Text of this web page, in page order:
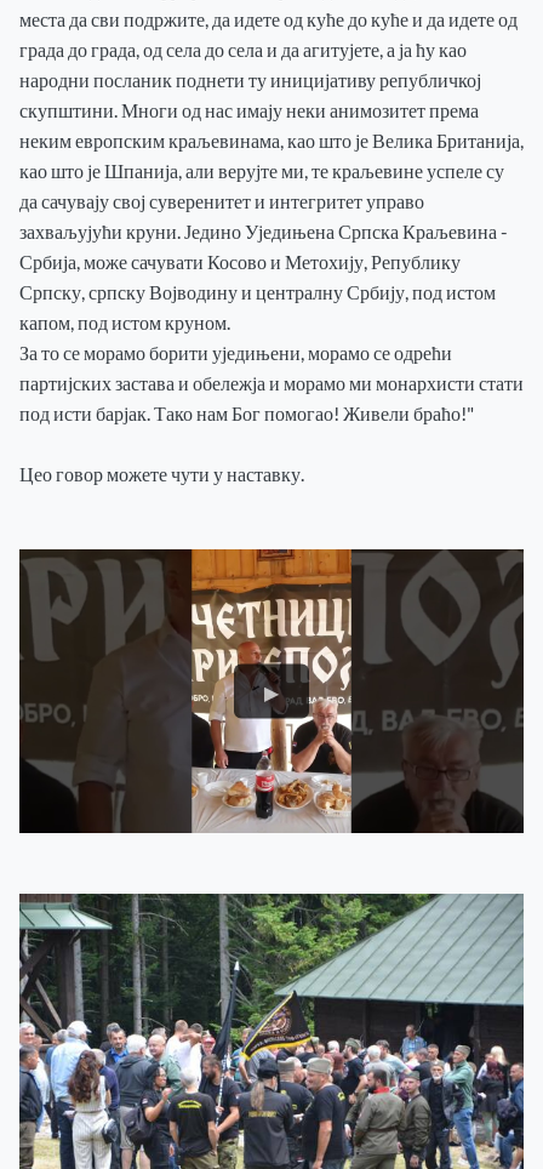
ПОЧЕТНА
ВЕСТИ
ДОГАЂАЈИ
ГАЛЕРИЈА
О НАМА
ПРИСТУПНИЦА
места да сви подржите, да идете од куће до куће и да идете од
града до града, од села до села и да агитујете, а ја ћу као
народни посланик поднети ту иницијативу републичкој
скупштини. Многи од нас имају неки анимозитет према
неким европским краљевинама, као што је Велика Британија,
као што је Шпанија, али верујте ми, те краљевине успеле су
да сачувају свој суверенитет и интегритет управо
захваљујући круни. Једино Уједињена Српска Краљевина -
Србија, може сачувати Косово и Метохију, Републику
Српску, српску Војводину и централну Србију, под истом
капом, под истом круном.
За то се морамо борити уједињени, морамо се одрећи
партијских застава и обележја и морамо ми монархисти стати
под исти барјак. Тако нам Бог помогао! Живели браћо!"
Цео говор можете чути у наставку.